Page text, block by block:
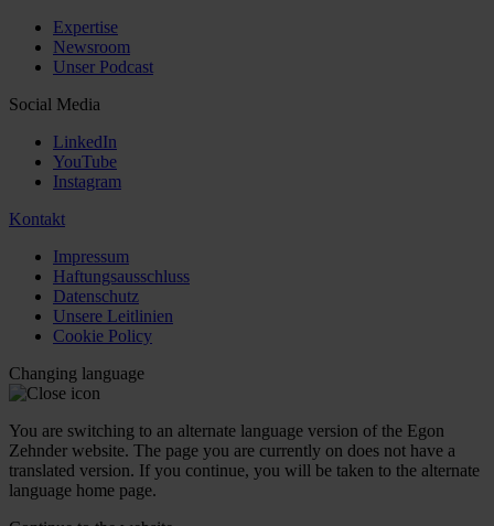
Expertise
Newsroom
Unser Podcast
Social Media
LinkedIn
YouTube
Instagram
Kontakt
Impressum
Haftungsausschluss
Datenschutz
Unsere Leitlinien
Cookie Policy
Changing language
You are switching to an alternate language version of the Egon
Zehnder website. The page you are currently on does not have a
translated version. If you continue, you will be taken to the alternate
language home page.